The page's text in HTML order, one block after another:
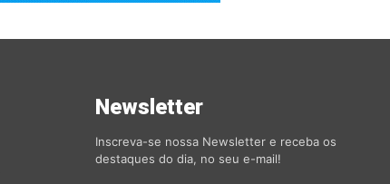
Newsletter
Inscreva-se nossa Newsletter e receba os
destaques do dia, no seu e-mail!